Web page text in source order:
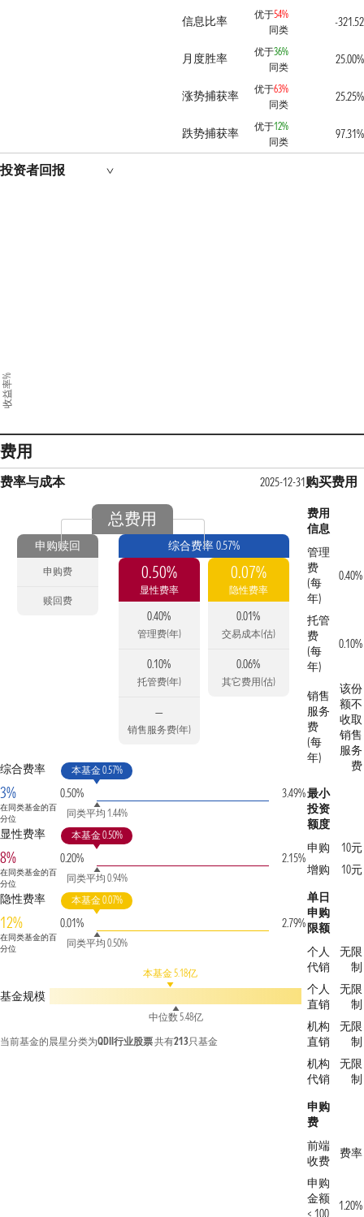
信息比率 优于54%
同类
-321.52
月度胜率 优于36%
同类
25.00%
涨势捕获率 优于63%
同类
25.25%
跌势捕获率 优于12%
同类
97.31%
投资者回报
收益率%
费用
费率与成本 2025-12-31
总费用
申购赎回
申购费
赎回费
综合费率 0.57%
0.50%
显性费率
0.40%
管理费(年)
0.10%
托管费(年)
—
销售服务费(年)
0.07%
隐性费率
0.01%
交易成本(估)
0.06%
其它费用(估)
综合费率
3%
在同类基金的百
分位
0.50%
本基金 0.57%
同类平均 1.44%
3.49%
显性费率
8%
在同类基金的百
分位
0.20%
本基金 0.50%
同类平均 0.94%
2.15%
隐性费率
12%
在同类基金的百
分位
0.01%
本基金 0.07%
同类平均 0.50%
2.79%
基金规模
本基金 5.18亿
中位数 5.48亿
当前基金的晨星分类为QDII行业股票共有213只基金
购买费用
费用
信息
管理
费
(每
年)
0.40%
托管
费
(每
年)
0.10%
销售
服务
费
(每
年)
该份
额不
收取
销售
服务
费
最小
投资
额度
申购
10元
增购
10元
单日
申购
限额
个人
代销
无限
制
个人
直销
无限
制
机构
直销
无限
制
机构
代销
无限
制
申购
费
前端
收费
费率
申购
金额
< 100
1.20%